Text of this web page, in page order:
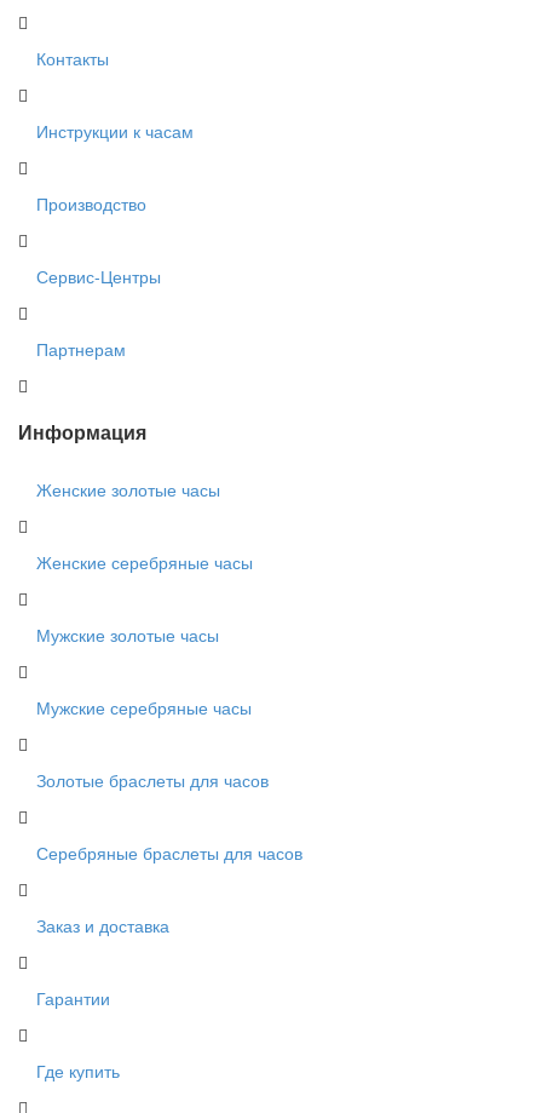
Контакты
Инструкции к часам
Производство
Сервис-Центры
Партнерам
Информация
Женские золотые часы
Женские серебряные часы
Мужские золотые часы
Мужские серебряные часы
Золотые браслеты для часов
Серебряные браслеты для часов
Заказ и доставка
Гарантии
Где купить